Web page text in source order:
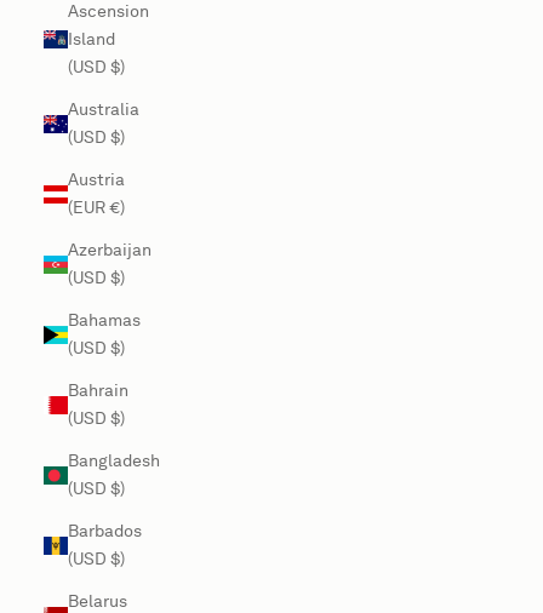
Ascension
Island
(USD $)
Australia
(USD $)
Austria
(EUR €)
Azerbaijan
(USD $)
Bahamas
(USD $)
Bahrain
(USD $)
Bangladesh
(USD $)
Barbados
(USD $)
Belarus